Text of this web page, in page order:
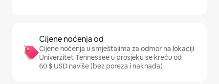
Cijene noćenja od
Cijene noćenja u smještajima za odmor na lokaciji
Univerzitet Tennessee u prosjeku se kreću od
60 $ USD naviše (bez poreza i naknada)